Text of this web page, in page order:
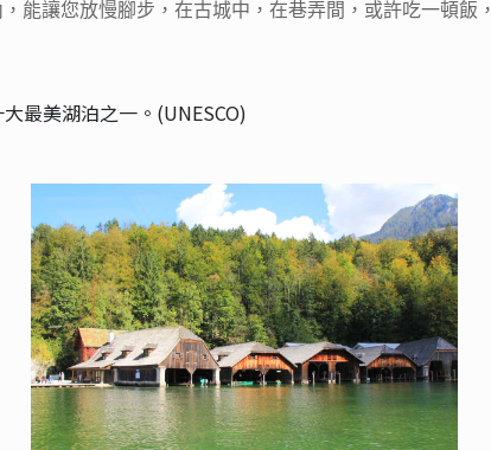
能讓您放慢腳步，在古城中，在巷弄間，或許吃一頓飯
最美湖泊之一。(UNESCO)